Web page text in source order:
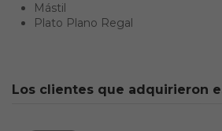
Mástil
Plato Plano Regal
Los clientes que adquirieron